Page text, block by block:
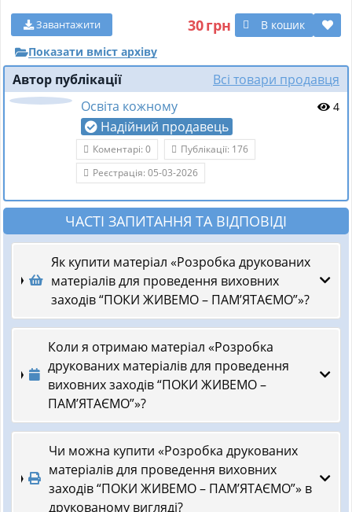
30грн В кошик
Завантажити
Показати вміст архіву
Автор публікації
Всі товари продавця
Освіта кожному
Надійний продавець
4
Коментарі: 0
Публікації: 176
Реєстрація: 05-03-2026
ЧАСТІ ЗАПИТАННЯ ТА ВІДПОВІДІ
Як купити матеріал «Розробка друкованих
матеріалів для проведення виховних
заходів “ПОКИ ЖИВЕМО – ПАМ’ЯТАЄМО”»?
Коли я отримаю матеріал «Розробка
друкованих матеріалів для проведення
виховних заходів “ПОКИ ЖИВЕМО –
ПАМ’ЯТАЄМО”»?
Чи можна купити «Розробка друкованих
матеріалів для проведення виховних
заходів “ПОКИ ЖИВЕМО – ПАМ’ЯТАЄМО”» в
друкованому вигляді?